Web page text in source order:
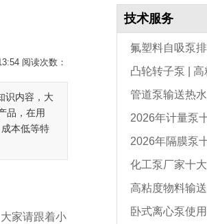
阅读次数：
识内容，大
品，在用
本低等特
家请跟着小
技术服务
氟塑料自吸泵
凸轮转子泵 | 高
选型与维护全指南
管道泵输送热
2026年计量泵
2026年隔膜泵
化工泵厂家十
高粘度物料输
卧式离心泵使